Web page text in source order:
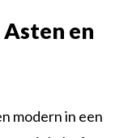
en
modern in een